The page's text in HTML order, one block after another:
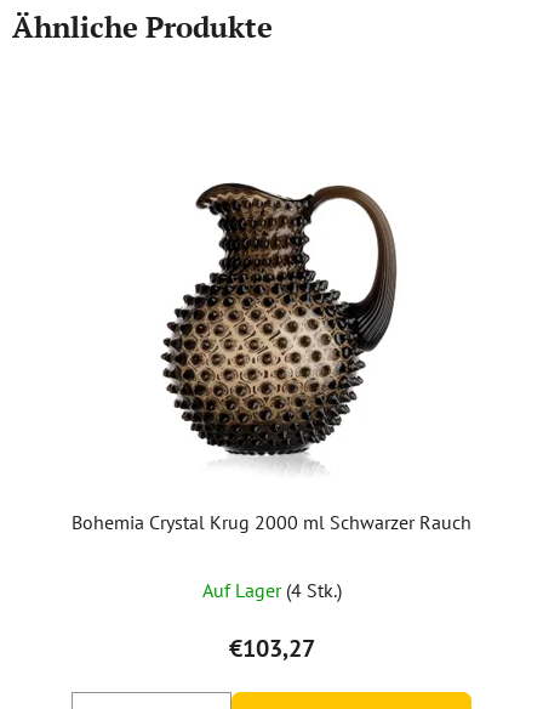
Ähnliche Produkte
Bohemia Crystal Krug 2000 ml Schwarzer Rauch
Auf Lager (4 Stk.)
€103,27